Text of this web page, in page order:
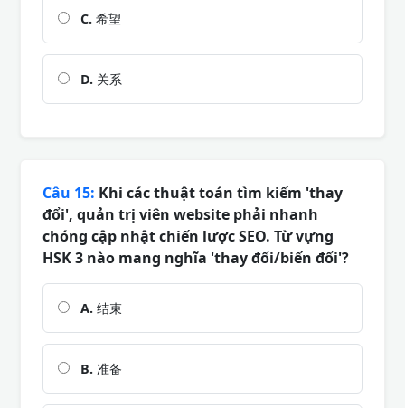
C. 希望
D. 关系
Câu 15: Khi các thuật toán tìm kiếm 'thay
đổi', quản trị viên website phải nhanh
chóng cập nhật chiến lược SEO. Từ vựng
HSK 3 nào mang nghĩa 'thay đổi/biến đổi'?
A. 结束
B. 准备